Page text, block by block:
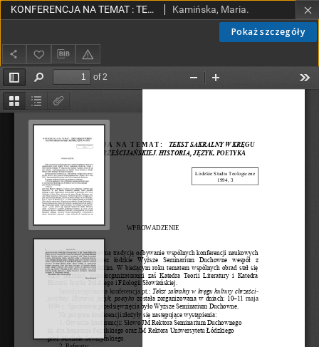
Pokaż szczegóły
KONFERENCJA NA TEMAT : TEKST SAKRALNY W KRĘGU KULTURY CHRZEŚCIJAŃSKIEJ. HISTORIA, JĘZYK, POETYKA Kamińska, Maria.